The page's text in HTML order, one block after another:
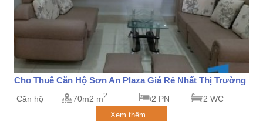
Cho Thuê Căn Hộ Sơn An Plaza Giá Rẻ Nhất Thị Trường
Căn hộ 70m2 m2 2 PN 2 WC
Xem thêm...